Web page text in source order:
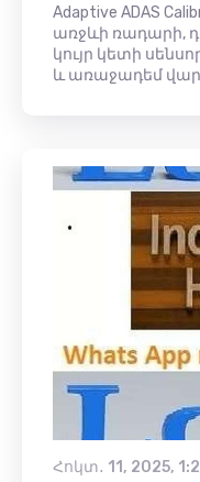
Adaptive ADAS
առջևի ռադարի,
կույր կետի
և առաջադեմ
Հոկտ․ 11, 2025,